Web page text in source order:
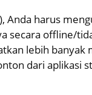
Anda harus
secara offline/
lebih banyak
dari aplikasi